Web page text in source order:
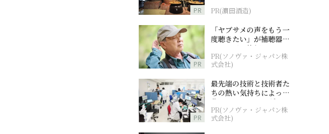
PR PR(濵田酒造)
PR
「ヤブサメの声をもう一
度聴きたい」が補聴器チ
ャレンジの後押しに
PR(ソノヴァ・ジャパン株
式会社)
PR
最先端の技術と技術者た
ちの熱い気持ちによって
作られているオーダーメ
イド補聴器
PR(ソノヴァ・ジャパン株
式会社)